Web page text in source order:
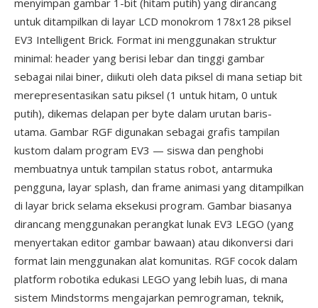
menyimpan gambar 1-bit (hitam putih) yang dirancang
untuk ditampilkan di layar LCD monokrom 178x128 piksel
EV3 Intelligent Brick. Format ini menggunakan struktur
minimal: header yang berisi lebar dan tinggi gambar
sebagai nilai biner, diikuti oleh data piksel di mana setiap bit
merepresentasikan satu piksel (1 untuk hitam, 0 untuk
putih), dikemas delapan per byte dalam urutan baris-
utama. Gambar RGF digunakan sebagai grafis tampilan
kustom dalam program EV3 — siswa dan penghobi
membuatnya untuk tampilan status robot, antarmuka
pengguna, layar splash, dan frame animasi yang ditampilkan
di layar brick selama eksekusi program. Gambar biasanya
dirancang menggunakan perangkat lunak EV3 LEGO (yang
menyertakan editor gambar bawaan) atau dikonversi dari
format lain menggunakan alat komunitas. RGF cocok dalam
platform robotika edukasi LEGO yang lebih luas, di mana
sistem Mindstorms mengajarkan pemrograman, teknik,